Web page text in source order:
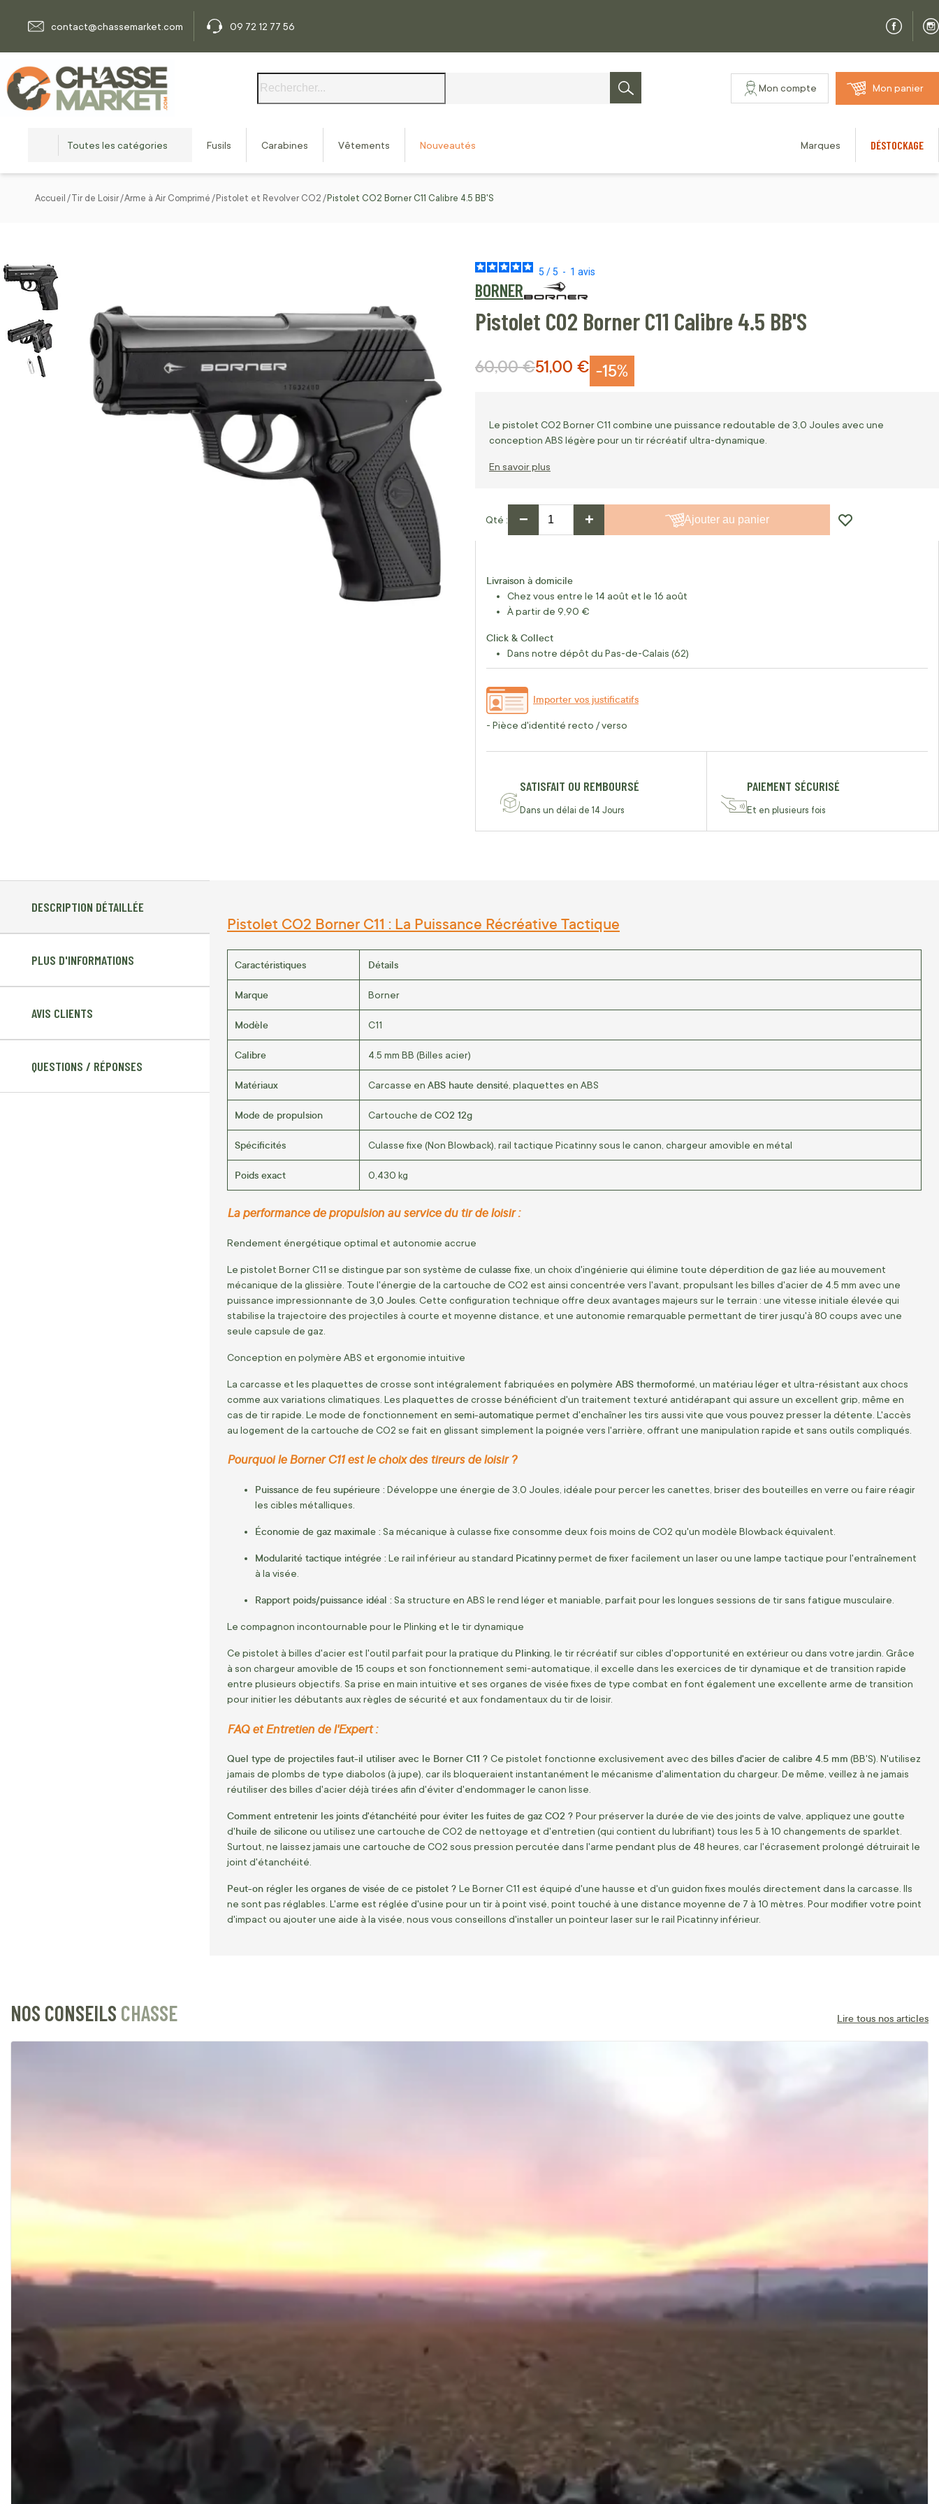
contact@chassemarket.com
09 72 12 77 56
Rechercher
Mon compte Mon panier
Toutes les catégories Fusils Carabines Vêtements Nouveautés Marques DÉSTOCKAGE
Accueil Tir de Loisir Arme à Air Comprimé Pistolet et Revolver CO2 Pistolet CO2 Borner C11 Calibre 4.5 BB'S
5 /5 - 1 avis
BORNER
Pistolet CO2 Borner C11 Calibre 4.5 BB'S
-15%
Prix Spécial
51,00 €
Prix normal
60,00 €
Le pistolet CO2 Borner C11 combine une puissance redoutable de 3,0 Joules avec une
conception ABS légère pour un tir récréatif ultra-dynamique.
En savoir plus
Qté − + Ajouter au panier
Livraison à domicile
Chez vous entre le 14 août et le 16 août
À partir de 9,90 €
Click & Collect
Dans notre dépôt du Pas-de-Calais (62)
Importer vos justificatifs
- Pièce d'identité recto / verso
SATISFAIT OU REMBOURSÉ
Dans un délai de 14 Jours
PAIEMENT SÉCURISÉ
Et en plusieurs fois
DESCRIPTION DÉTAILLÉE
PLUS D'INFORMATIONS
AVIS CLIENTS
QUESTIONS / RÉPONSES
Pistolet CO2 Borner C11 : La Puissance Récréative Tactique
Caractéristiques Détails
Marque Borner
Modèle C11
Calibre 4.5 mm BB (Billes acier)
Matériaux Carcasse en ABS haute densité , plaquettes en ABS
Mode de propulsion Cartouche de CO2 12g
Spécificités Culasse fixe (Non Blowback), rail tactique Picatinny sous le canon, chargeur amovible en métal
Poids exact 0,430 kg
La performance de propulsion au service du tir de loisir :
Rendement énergétique optimal et autonomie accrue
Le pistolet Borner C11 se distingue par son système de culasse fixe , un choix d'ingénierie qui élimine toute déperdition de gaz liée au mouvement
mécanique de la glissière. Toute l'énergie de la cartouche de CO2 est ainsi concentrée vers l'avant, propulsant les billes d'acier de 4.5 mm avec une
puissance impressionnante de 3,0 Joules . Cette configuration technique offre deux avantages majeurs sur le terrain : une vitesse initiale élevée qui
stabilise la trajectoire des projectiles à courte et moyenne distance, et une autonomie remarquable permettant de tirer jusqu'à 80 coups avec une
seule capsule de gaz.
Conception en polymère ABS et ergonomie intuitive
La carcasse et les plaquettes de crosse sont intégralement fabriquées en polymère ABS thermoformé , un matériau léger et ultra-résistant aux chocs
comme aux variations climatiques. Les plaquettes de crosse bénéficient d'un traitement texturé antidérapant qui assure un excellent grip, même en
cas de tir rapide. Le mode de fonctionnement en semi-automatiquepermet d'enchaîner les tirs aussi vite que vous pouvez presser la détente. L'accès
au logement de la cartouche de CO2 se fait en glissant simplement la poignée vers l'arrière, offrant une manipulation rapide et sans outils compliqués.
Pourquoi le Borner C11 est le choix des tireurs de loisir ?
Puissance de feu supérieure : Développe une énergie de 3,0 Joules, idéale pour percer les canettes, briser des bouteilles en verre ou faire réagir
les cibles métalliques.
Économie de gaz maximale : Sa mécanique à culasse fixe consomme deux fois moins de CO2 qu'un modèle Blowback équivalent.
Modularité tactique intégrée : Le rail inférieur au standard Picatinnypermet de fixer facilement un laser ou une lampe tactique pour l'entraînement
à la visée.
Rapport poids/puissance idéal : Sa structure en ABS le rend léger et maniable, parfait pour les longues sessions de tir sans fatigue musculaire.
Le compagnon incontournable pour le Plinking et le tir dynamique
Ce pistolet à billes d'acier est l'outil parfait pour la pratique du Plinking , le tir récréatif sur cibles d'opportunité en extérieur ou dans votre jardin. Grâce
à son chargeur amovible de 15 coups et son fonctionnement semi-automatique, il excelle dans les exercices de tir dynamique et de transition rapide
entre plusieurs objectifs. Sa prise en main intuitive et ses organes de visée fixes de type combat en font également une excellente arme de transition
pour initier les débutants aux règles de sécurité et aux fondamentaux du tir de loisir.
FAQ et Entretien de l'Expert :
Quel type de projectiles faut-il utiliser avec le Borner C11 ? Ce pistolet fonctionne exclusivement avec des billes d'acier de calibre 4.5 mm (BB'S). N'utilisez
jamais de plombs de type diabolos (à jupe), car ils bloqueraient instantanément le mécanisme d'alimentation du chargeur. De même, veillez à ne jamais
réutiliser des billes d'acier déjà tirées afin d'éviter d'endommager le canon lisse.
Comment entretenir les joints d'étanchéité pour éviter les fuites de gaz CO2 ? Pour préserver la durée de vie des joints de valve, appliquez une goutte
d'huile de siliconeou utilisez une cartouche de CO2 de nettoyage et d'entretien (qui contient du lubrifiant) tous les 5 à 10 changements de sparklet.
Surtout, ne laissez jamais une cartouche de CO2 sous pression percutée dans l'arme pendant plus de 48 heures, car l'écrasement prolongé détruirait le
joint d'étanchéité.
Peut-on régler les organes de visée de ce pistolet ? Le Borner C11 est équipé d'une hausse et d'un guidon fixes moulés directement dans la carcasse. Ils
ne sont pas réglables. L'arme est réglée d'usine pour un tir à point visé, point touché à une distance moyenne de 7 à 10 mètres. Pour modifier votre point
d'impact ou ajouter une aide à la visée, nous vous conseillons d'installer un pointeur laser sur le rail Picatinny inférieur.
NOS CONSEILS CHASSE Lire tous nos articles